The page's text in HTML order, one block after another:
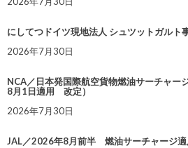
にしてつドイツ現地法人 シュツットガルト
2026年7月30日
NCA／日本発国際航空貨物燃油サーチャー
8月1日適用 改定）
2026年7月30日
JAL／2026年8月前半 燃油サーチャージ適